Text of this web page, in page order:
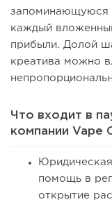
запоминающуюся
каждый
прибыли. Долой
креатива можно
Что входит в
компании Vape
помощь в
открытие